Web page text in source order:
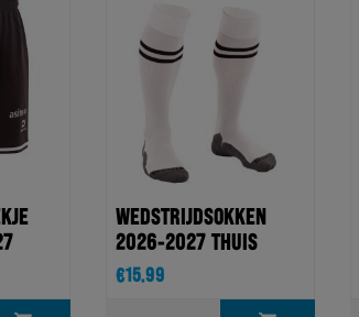
WEDSTRIJDSOKKEN
2026-2027 THUIS
€15.99